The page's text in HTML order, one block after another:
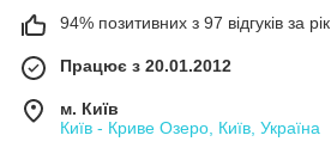
94% позитивних з 97 відгуків за рік
Працює з 20.01.2012
м. Київ
Київ - Криве Озеро, Київ, Україна